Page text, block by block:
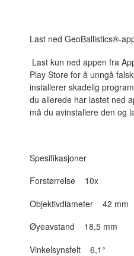
Last ned GeoBallistics®-
Last kun ned appen fra
Play Store for å unngå
installerer skadelig
du allerede har lastet ned
må du avinstallere den og
Spesifikasjoner
Forstørrelse 10x
Objektivdiameter 42 mm
Øyeavstand 18,5 mm
Vinkelsynsfelt 6,1°